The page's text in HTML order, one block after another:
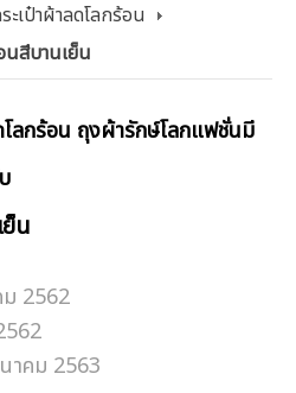
ะเป๋าผ้าลดโลกร้อน
นสีบานเย็น
ลกร้อน ถุงผ้ารักษ์โลกแฟชั่นมี
น
2562
าคม 2563